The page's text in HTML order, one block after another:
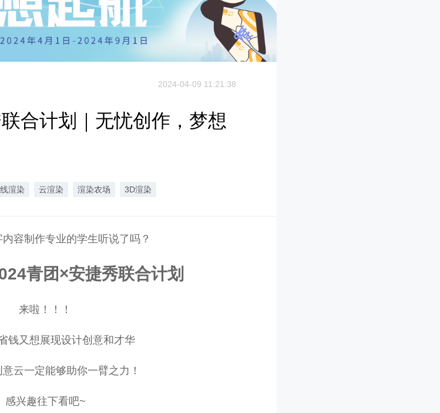
2024-04-09 11:21:38
合计划｜无忧创作，梦想
渲染 云渲染 渲染农场 3D渲染
容制作专业的学生听说了吗？
青团×安捷秀联合计划
来啦！！！
钱又想展现设计创意和才华
云一定能够助你一臂之力！
感兴趣往下看吧~